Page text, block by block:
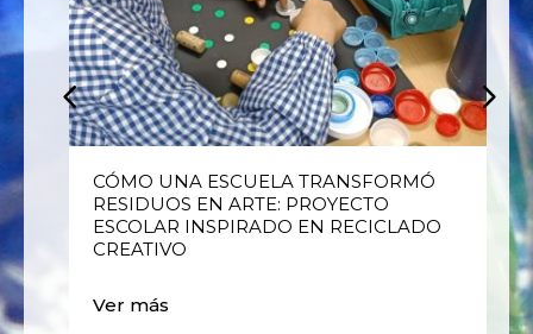
CÓMO UNA ESCUELA TRANSFORMÓ
RESIDUOS EN ARTE: PROYECTO
ESCOLAR INSPIRADO EN RECICLADO
CREATIVO
Ver más